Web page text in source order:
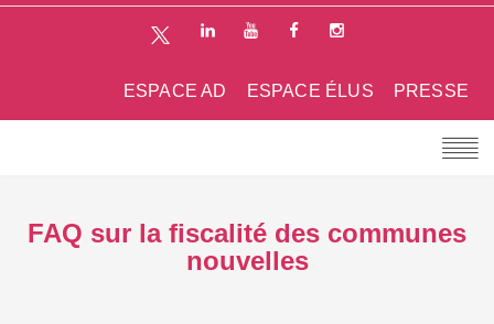
PRESSE
ESPACE ÉLUS
ESPACE AD
FAQ sur la fiscalité des communes
nouvelles